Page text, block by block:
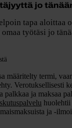
jo
tapa aloittaa
työtäsi jo
määritelty termi,
Verotuksellisesti
palkkaa ja maksaa
ja -